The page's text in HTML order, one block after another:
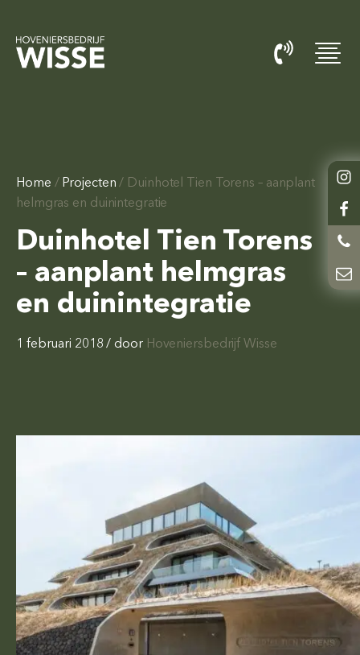
Home / Projecten / Duinhotel Tien Torens – aanplant
helmgras en duinintegratie
Duinhotel Tien Torens
– aanplant helmgras
en duinintegratie
1 februari 2018 / door Hoveniersbedrijf Wisse